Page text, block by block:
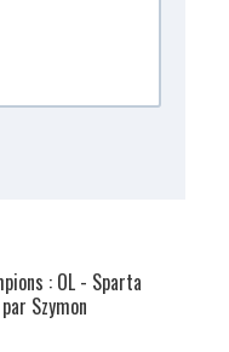
: OL - Sparta
Szymon